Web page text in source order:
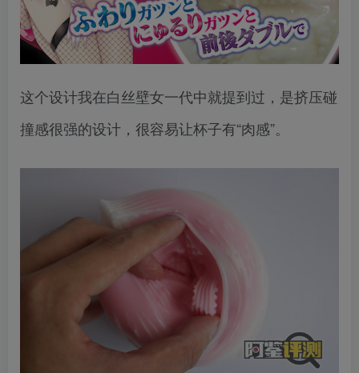
这个设计我在白丝壁女一代中就提到过，是挤压碰
撞感很强的设计，很容易让杯子有“肉感”。